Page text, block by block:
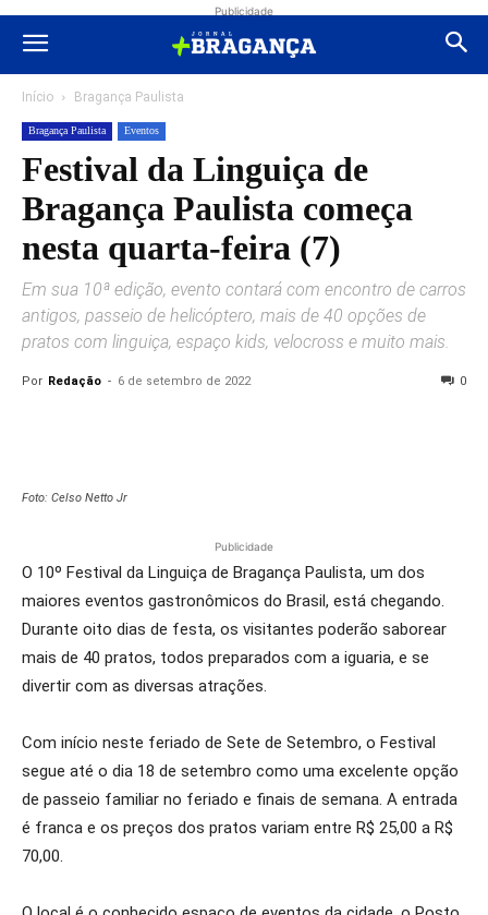
Publicidade
Início Bragança Paulista
Bragança Paulista Eventos
Festival da Linguiça de
Bragança Paulista começa
nesta quarta-feira (7)
Em sua 10ª edição, evento contará com encontro de carros
antigos, passeio de helicóptero, mais de 40 opções de
pratos com linguiça, espaço kids, velocross e muito mais.
Por Redação - 6 de setembro de 2022 0
Foto: Celso Netto Jr
Publicidade
O 10º Festival da Linguiça de Bragança Paulista, um dos
maiores eventos gastronômicos do Brasil, está chegando.
Durante oito dias de festa, os visitantes poderão saborear
mais de 40 pratos, todos preparados com a iguaria, e se
divertir com as diversas atrações.
Com início neste feriado de Sete de Setembro, o Festival
segue até o dia 18 de setembro como uma excelente opção
de passeio familiar no feriado e finais de semana. A entrada
é franca e os preços dos pratos variam entre R$ 25,00 a R$
70,00.